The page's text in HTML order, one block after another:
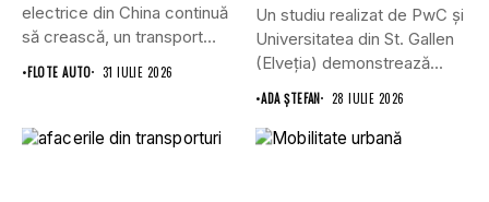
electrice din China continuă
să crească, un transport
record...
•FLOTE AUTO 31 IULIE 2026
Un studiu realizat de PwC și
Universitatea din St. Gallen
(Elveția) demonstrează...
•ADA ȘTEFAN 28 IULIE 2026